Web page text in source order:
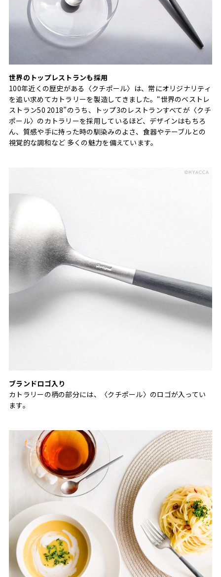
世界のトップレストランも採用
100年近くの歴史がある〈クチポール〉は、常にオリジナリティ
を追い求めてカトラリーを製造してきました。“世界のベストレ
ストラン50 2018”のうち、トップ3のレストランすべてが〈クチ
ポール〉のカトラリーを採用しているほど、デザインはもちろ
ん、質感や手に持った時の馴染みのよさ、食器やテーブルとの
視覚的な調和など 多くの魅力を備えています。
ブランドロゴ入り
カトラリーの柄の部分には、〈クチポール〉のロゴが入ってい
ます。